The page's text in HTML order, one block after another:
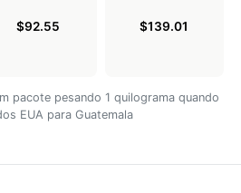
$92.55 $139.01
pacote pesando 1 quilograma quando
EUA para Guatemala